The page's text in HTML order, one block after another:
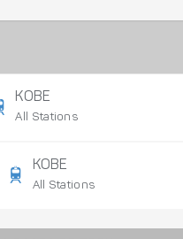
KOBE
All Stations
KOBE
All Stations